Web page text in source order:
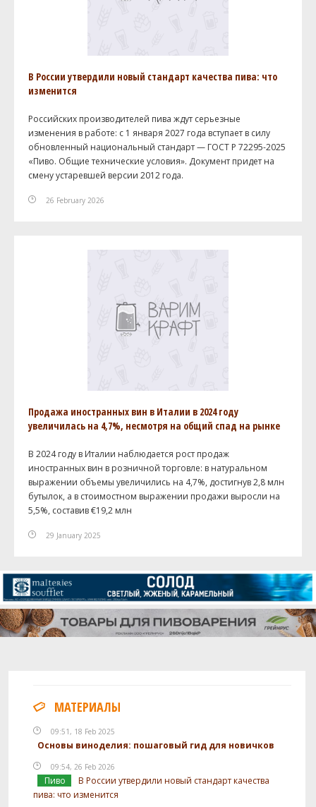
В России утвердили новый стандарт качества пива: что
изменится
Российских производителей пива ждут серьезные
изменения в работе: с 1 января 2027 года вступает в силу
обновленный национальный стандарт — ГОСТ Р 72295-2025
«Пиво. Общие технические условия». Документ придет на
смену устаревшей версии 2012 года.
26 February 2026
Продажа иностранных вин в Италии в 2024 году
увеличилась на 4,7%, несмотря на общий спад на рынке
В 2024 году в Италии наблюдается рост продаж
иностранных вин в розничной торговле: в натуральном
выражении объемы увеличились на 4,7%, достигнув 2,8 млн
бутылок, а в стоимостном выражении продажи выросли на
5,5%, составив €19,2 млн
29 January 2025
МАТЕРИАЛЫ
09:51, 18 Feb 2025
Основы виноделия: пошаговый гид для новичков
09:54, 26 Feb 2026
Пиво
В России утвердили новый стандарт качества
пива: что изменится